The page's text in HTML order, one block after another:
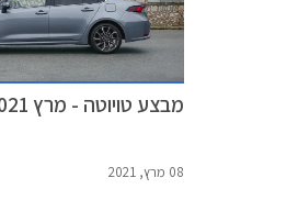
מבצע טויוטה - מרץ 2021
08 מרץ, 2021